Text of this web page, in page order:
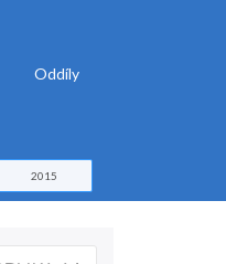
Oddíly
2015